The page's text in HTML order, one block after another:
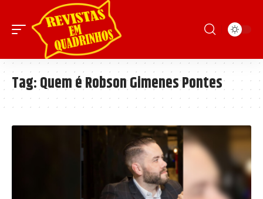
Tag:Quem é Robson Gimenes Pontes